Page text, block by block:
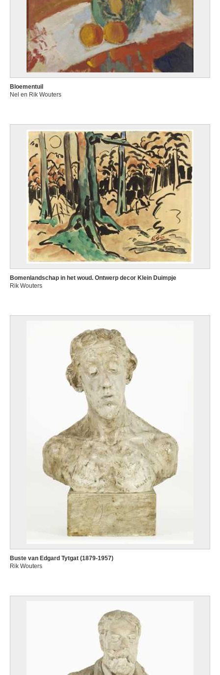
Bloementuil
Nel en Rik Wouters
Bomenlandschap in het woud. Ontwerp decor Klein Duimpje
Rik Wouters
Buste van Edgard Tytgat (1879-1957)
Rik Wouters